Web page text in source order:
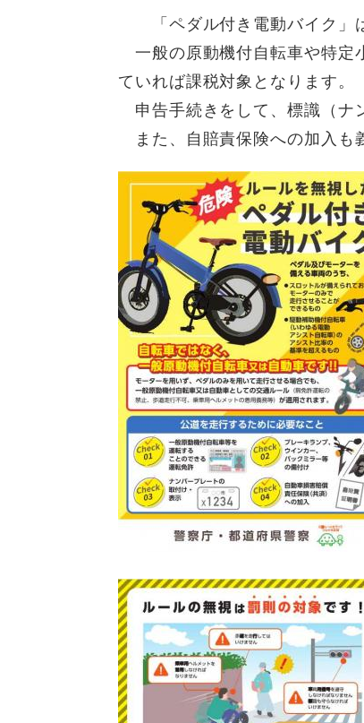
「ペダル付き電動バイク」は
一般の原動機付自転車や特定
ていれば課税対象となります。
申告手続きをして、標識（ナ
また、自賠責保険への加入も